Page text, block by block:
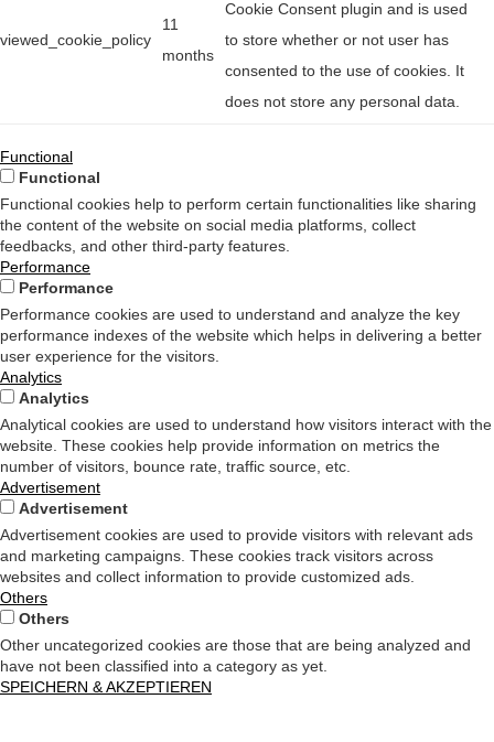
viewed_cookie_policy
11
months
Cookie Consent plugin and is used
to store whether or not user has
consented to the use of cookies. It
does not store any personal data.
Functional
Functional
Functional cookies help to perform certain functionalities like sharing
the content of the website on social media platforms, collect
feedbacks, and other third-party features.
Performance
Performance
Performance cookies are used to understand and analyze the key
performance indexes of the website which helps in delivering a better
user experience for the visitors.
Analytics
Analytics
Analytical cookies are used to understand how visitors interact with the
website. These cookies help provide information on metrics the
number of visitors, bounce rate, traffic source, etc.
Advertisement
Advertisement
Advertisement cookies are used to provide visitors with relevant ads
and marketing campaigns. These cookies track visitors across
websites and collect information to provide customized ads.
Others
Others
Other uncategorized cookies are those that are being analyzed and
have not been classified into a category as yet.
SPEICHERN & AKZEPTIEREN